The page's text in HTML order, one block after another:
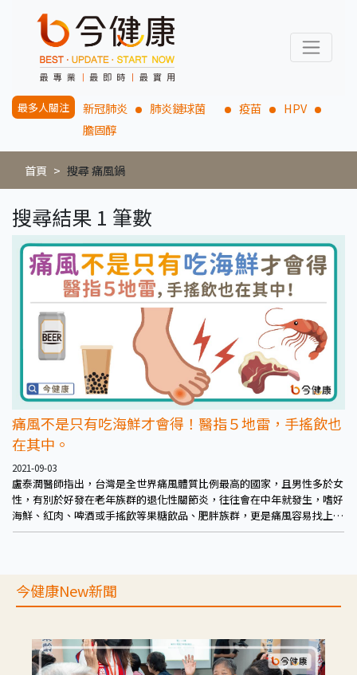
最多人關注 新冠肺炎 肺炎鏈球菌 疫苗
HPV
膽固醇
首頁 搜尋 痛風鍋
搜尋結果 1 筆數
痛風不是只有吃海鮮才會得！醫指５地雷，手搖飲也
在其中。
2021-09-03
盧泰潤醫師指出，台灣是全世界痛風體質比例最高的國家，且男性多於女
性，有別於好發在老年族群的退化性關節炎，往往會在中年就發生，嗜好
海鮮、紅肉、啤酒或手搖飲等果糖飲品、肥胖族群，更是痛風容易找上的
對象。
今健康New新聞